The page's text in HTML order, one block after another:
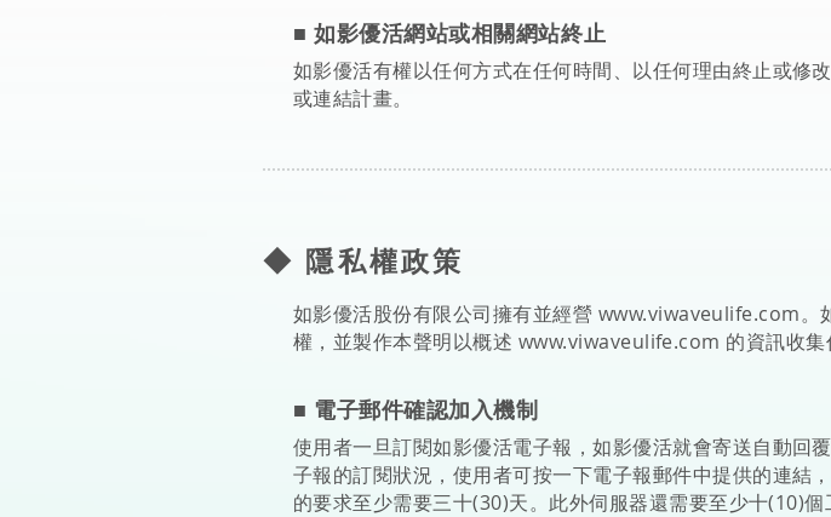
■ 如影優活網站或相關網站終止
如影優活有權以任何方式在任何時間、以任何理由終止或修
或連結計畫。
◆ 隱私權政策
如影優活股份有限公司擁有並經營 www.viwaveulife.com。
權，並製作本聲明以概述 www.viwaveulife.com 的資訊收集
■ 電子郵件確認加入機制
使用者一旦訂閱如影優活電子報，如影優活就會寄送自動回
子報的訂閱狀況，使用者可按一下電子報郵件中提供的連結
的要求至少需要三十(30)天。此外伺服器還需要至少十(10)